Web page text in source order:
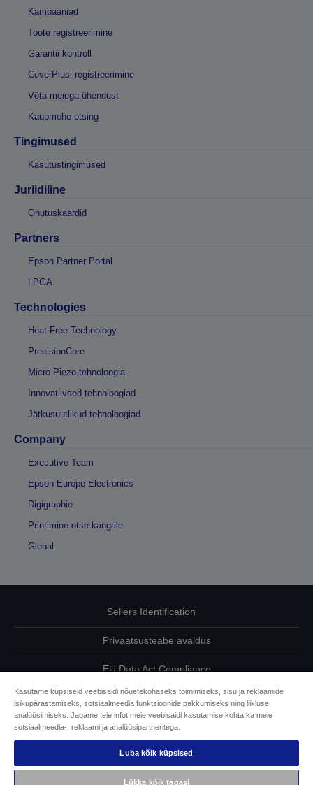
Kampaaniad
Toote registreerimine
Garantii kontroll
CoverPlusi registreerimine
Võta meiega ühendust
Kaupmehe otsing
Tingimused
Kasutustingimused
Juriidiline
Ohutuskaardid
Partners
Epson Partner Portal
LPGA
Technologies
Heat-Free Technology
PrecisionCore
Micro Piezo tehnoloogia
Innovatiivsed tehnoloogiad
Jätkusuutlikud tehnoloogiad
Company
Executive Team
Epson Europe Electronics
Digigraphie
Printimine otse kangale
Global
Sellers Identification
Privaatsusteabe avaldus
EU Data Act Compliance
Võtke meiega oma andmete osas ühendust
Cookie Information
Epsoni pühendumine juurdepääsetavusele
Kasutame küpsiseid veebisaidi nõuetekohaseks toimimiseks, sisu ja reklaamide
isikupärastamiseks, sotsiaalmeedia funktsioonide pakkumiseks ning liikluse
analüüsimiseks. Jagame teie infot meie veebisaidi kasutamise kohta ka meie
sotsiaalmeedia-, reklaami ja analüüsipartneritega.
Luba kõik küpsised
Lükka kõik tagasi